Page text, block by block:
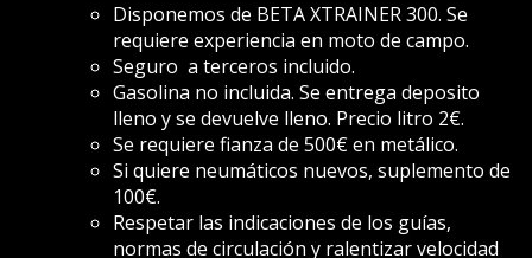
Disponemos de BETA XTRAINER 300. Se
requiere experiencia en moto de campo.
Seguro a terceros incluido.
Gasolina no incluida. Se entrega deposito
lleno y se devuelve lleno. Precio litro 2€.
Se requiere fianza de 500€ en metálico.
Si quiere neumáticos nuevos, suplemento de
100€.
Respetar las indicaciones de los guías,
normas de circulación y ralentizar velocidad